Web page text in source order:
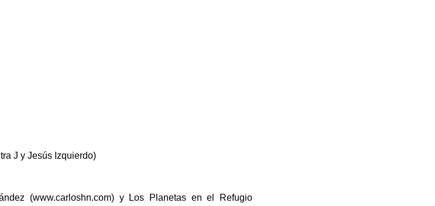
J y Jesús Izquierdo)
(www.carloshn.com) y Los Planetas en el Refugio